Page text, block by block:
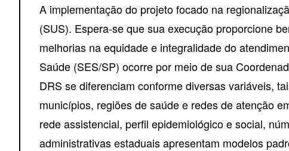
A implementação do projeto focado na
(SUS). Espera-se que sua execução proporcione
melhorias na equidade e integralidade do
Saúde (SES/SP) ocorre por meio de sua
DRS se diferenciam conforme diversas variáveis,
municípios, regiões de saúde e redes de atenção
rede assistencial, perfil epidemiológico e social,
administrativas estaduais apresentam modelos